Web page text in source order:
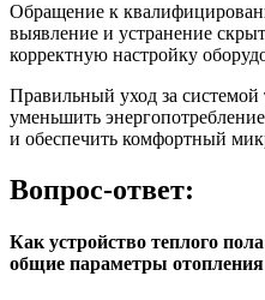
Обращение к
выявление и устранение
корректную настройку
Правильный уход за системой
уменьшить
и обеспечить комфортный
Вопрос-ответ:
Как устройство теплого
общие параметры отопления